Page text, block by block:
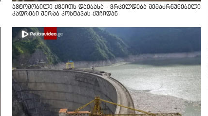
ავტომობილი ქვეითს დაეჯახა - ვრცელდება შემაძრწუნებელი
კადრები მერაბ კოსტავას ქუჩიდან